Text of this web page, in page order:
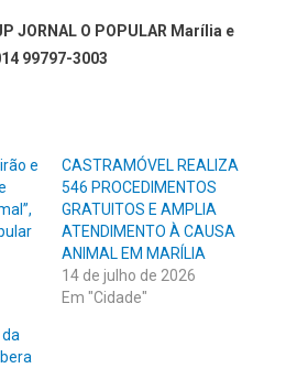
JORNAL O POPULAR Marília e
99797-3003
e
CASTRAMÓVEL REALIZA
546 PROCEDIMENTOS
GRATUITOS E AMPLIA
ATENDIMENTO À CAUSA
ANIMAL EM MARÍLIA
14 de julho de 2026
Em "Cidade"